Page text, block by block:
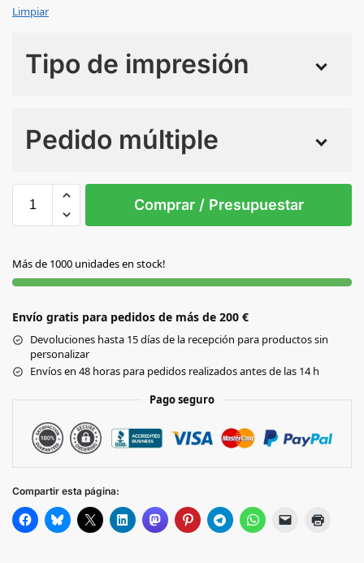
Limpiar
Tipo de impresión
Pedido múltiple
Comprar / Presupuestar
Más de 1000 unidades en stock!
Envío gratis para pedidos de más de 200 €
Devoluciones hasta 15 días de la recepción para productos sin
personalizar
Envíos en 48 horas para pedidos realizados antes de las 14 h
Pago seguro
Compartir esta página: